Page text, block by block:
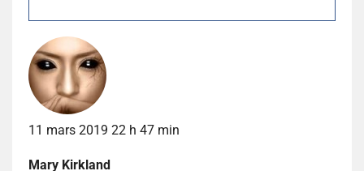
11 mars 2019 22 h 47 min
Mary Kirkland